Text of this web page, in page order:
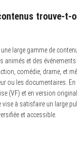
trouve-t-
large gamme de
animés et des
comédie, drame, et
ou les documentaires.
(VF) et en version
vise à satisfaire un large
et accessible.